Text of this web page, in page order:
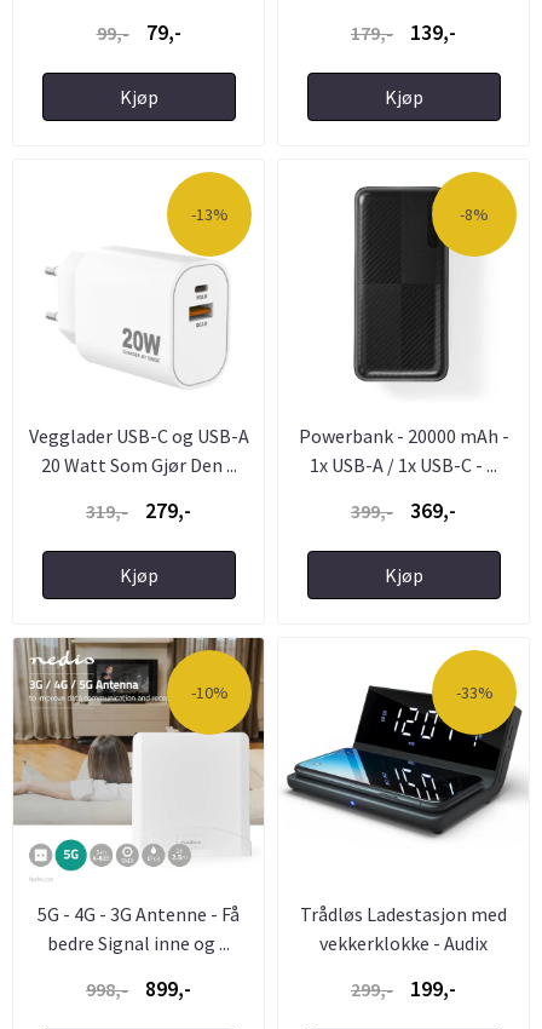
99,-
79,-
Kjøp
179,-
139,-
Kjøp
-13%
Vegglader USB-C og USB-A
20 Watt Som Gjør Den ...
319,-
279,-
Kjøp
-8%
Powerbank - 20000 mAh -
1x USB-A / 1x USB-C - ...
399,-
369,-
Kjøp
-10%
5G - 4G - 3G Antenne - Få
bedre Signal inne og ...
998,-
899,-
-33%
Trådløs Ladestasjon med
vekkerklokke - Audix
299,-
199,-